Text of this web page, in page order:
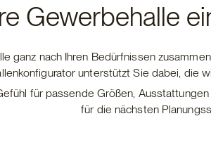
Gewerbehalle
ganz nach Ihren Bedürfnissen
unterstützt Sie dabei, die
für passende Größen,
für die nächsten